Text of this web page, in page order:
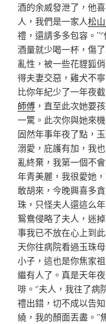
酒的余威發泄了，他
人，我們是一家人松
禮，還請多多包容。
酒量就少喝一杯，傷
亂性，被一些花貍狐
得夫妻交惡，雞犬不
比你年紀少了一年夜
師傅 ，直至此次她要
一驚。此次你與她來
固然年事年夜了點，
溺愛，庇護有加，我
亂終棄，我第一個不會
年青美麗，我很愛她
敢胡來，今晚興喜多
珠，只怪夫人還這么
鴛鴦侵略了夫人，迷掉
事我已不放在心上到
天你往病院看過玉珠
小子，這也是你焦家
繼有人了。真是天年
啡。‘’夫人，我往了
禮出錯，切不成以告
繞，我的顏面丟盡。’’